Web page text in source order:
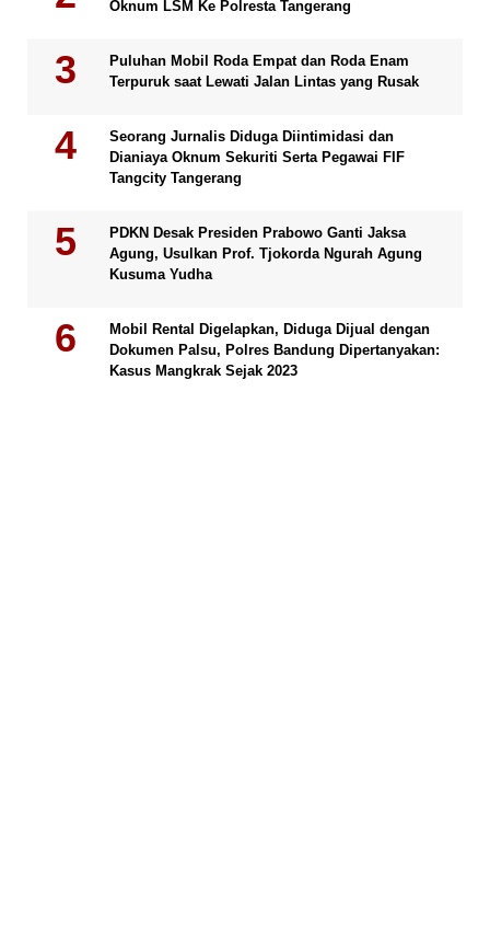
Oknum LSM Ke Polresta Tangerang
Puluhan Mobil Roda Empat dan Roda Enam
Terpuruk saat Lewati Jalan Lintas yang Rusak
Seorang Jurnalis Diduga Diintimidasi dan
Dianiaya Oknum Sekuriti Serta Pegawai FIF
Tangcity Tangerang
PDKN Desak Presiden Prabowo Ganti Jaksa
Agung, Usulkan Prof. Tjokorda Ngurah Agung
Kusuma Yudha
Mobil Rental Digelapkan, Diduga Dijual dengan
Dokumen Palsu, Polres Bandung Dipertanyakan:
Kasus Mangkrak Sejak 2023